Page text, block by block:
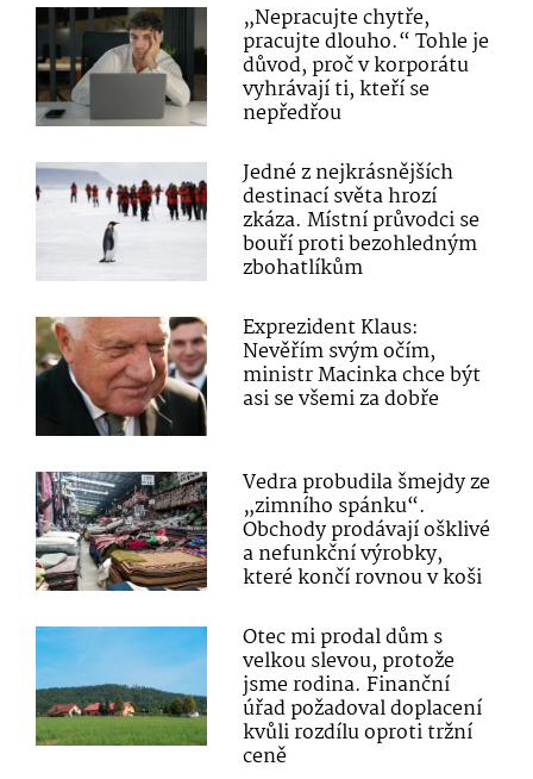
„Nepracujte chytře,
pracujte dlouho.“ Tohle je
důvod, proč v korporátu
vyhrávají ti, kteří se
nepředřou
Jedné z nejkrásnějších
destinací světa hrozí
zkáza. Místní průvodci se
bouří proti bezohledným
zbohatlíkům
Exprezident Klaus:
Nevěřím svým očím,
ministr Macinka chce být
asi se všemi za dobře
Vedra probudila šmejdy ze
„zimního spánku“.
Obchody prodávají ošklivé
a nefunkční výrobky,
které končí rovnou v koši
Otec mi prodal dům s
velkou slevou, protože
jsme rodina. Finanční
úřad požadoval doplacení
kvůli rozdílu oproti tržní
ceně